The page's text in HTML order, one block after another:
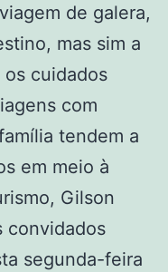
de galera,
mas sim a
cuidados
com
tendem a
em meio à
Gilson
convidados
segunda-feira